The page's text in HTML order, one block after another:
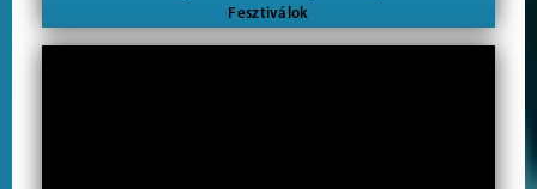
Fesztiválok